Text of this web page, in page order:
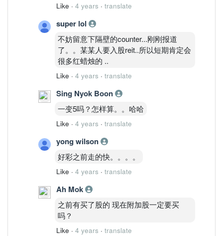
Like · 4 years · translate
super lol
不妨留意下隔壁的counter...刚刚报道
了。。某某人要入股reit..所以短期肯定会
很多红蜡烛的 ..
Like · 4 years · translate
Sing Nyok Boon
一变5吗？怎样算。。哈哈
Like · 4 years · translate
yong wilson
好彩之前走的快。。。。
Like · 4 years · translate
Ah Mok
之前有买了股的 现在附加股一定要买
吗？
Like · 4 years · translate